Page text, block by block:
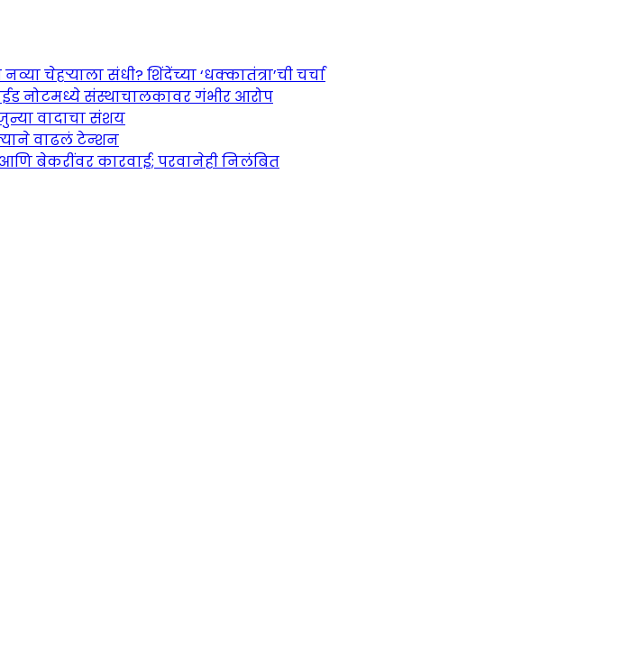
चेहऱ्याला संधी? शिंदेंच्या ‘धक्कातंत्रा’ची चर्चा
नोटमध्ये संस्थाचालकावर गंभीर आरोप
वादाचा संशय
वाढलं टेन्शन
बेकरींवर कारवाई; परवानेही निलंबित